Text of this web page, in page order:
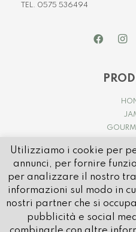
TEL. 0575 536494
© 2021 APICOLTURA
Utilizziamo i cookie per
annunci, per fornire
per analizzare il nostro
informazioni sul modo in
nostri partner che si
pubblicità e social